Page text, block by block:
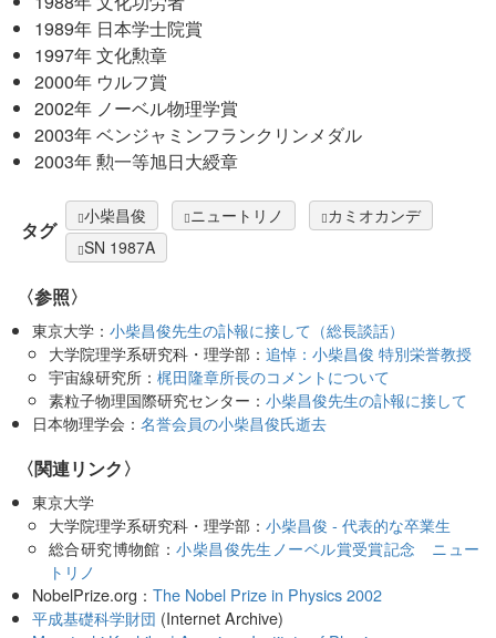
1989年 日本学士院賞
1997年 文化勲章
2000年 ウルフ賞
2002年 ノーベル物理学賞
2003年 ベンジャミンフランクリンメダル
2003年 勲一等旭日大綬章
タグ
小柴昌俊 ニュートリノ
カミオカンデ
SN 1987A
〈参照〉
東京大学：小柴昌俊先生の訃報に接して（総長談話）
大学院理学系研究科・理学部： 追悼：小柴昌俊 特別栄誉教授
宇宙線研究所： 梶田隆章所長のコメントについて
素粒子物理国際研究センター： 小柴昌俊先生の訃報に接して
日本物理学会：名誉会員の小柴昌俊氏逝去
〈関連リンク〉
東京大学
大学院理学系研究科・理学部： 小柴昌俊 - 代表的な卒業生
総合研究博物館：小柴昌俊先生ノーベル賞受賞記念 ニュー
トリノ
NobelPrize.org：The Nobel Prize in Physics 2002
平成基礎科学財団 (Internet Archive)